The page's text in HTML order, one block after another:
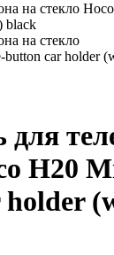
на стекло
black
на стекло
car holder
для
H20